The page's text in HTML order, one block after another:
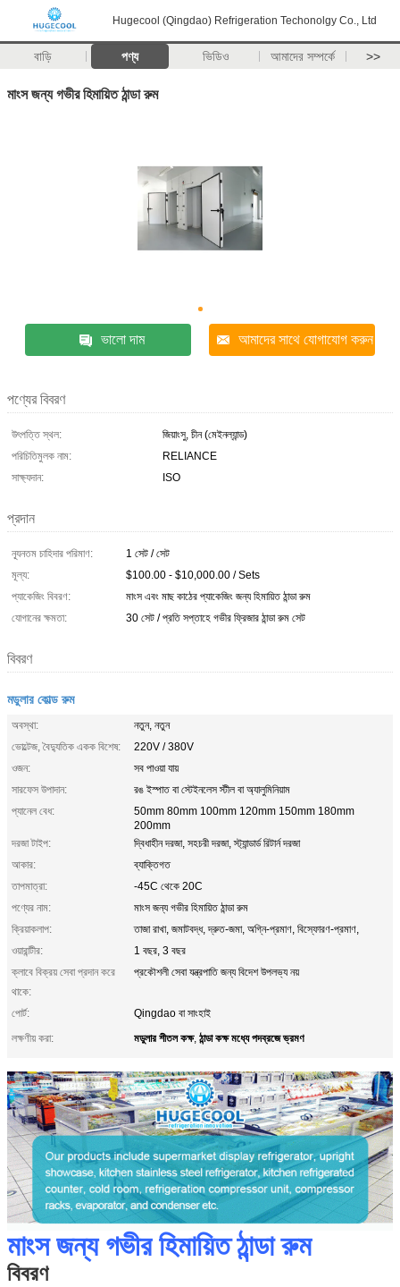
Hugecool (Qingdao) Refrigeration Techonolgy Co., Ltd
বাড়ি পণ্য ভিডিও আমাদের সম্পর্কে >>
মাংস জন্য গভীর হিমায়িত ঠান্ডা রুম
ভালো দাম আমাদের সাথে যোগাযোগ করুন
পণ্যের বিবরণ
উৎপত্তি স্থল:
জিয়াংসু, চীন (মেইনল্যান্ড)
পরিচিতিমুলক নাম:
RELIANCE
সাক্ষ্যদান:
ISO
প্রদান
ন্যূনতম চাহিদার পরিমাণ:
1 সেট / সেট
মূল্য:
$100.00 - $10,000.00 / Sets
প্যাকেজিং বিবরণ:
মাংস এবং মাছ কাঠের প্যাকেজিং জন্য হিমায়িত ঠান্ডা রুম
যোগানের ক্ষমতা:
30 সেট / প্রতি সপ্তাহে গভীর ফ্রিজার ঠান্ডা রুম সেট
বিবরণ
মডুলার কোল্ড রুম
অবস্থা:
নতুন, নতুন
ভোল্টেজ, বৈদ্যুতিক একক বিশেষ:
220V / 380V
ওজন:
সব পাওয়া যায়
সারফেস উপাদান:
রঙ ইস্পাত বা স্টেইনলেস স্টীল বা অ্যালুমিনিয়াম
প্যানেল বেধ:
50mm 80mm 100mm 120mm 150mm 180mm
200mm
দরজা টাইপ:
দ্বিধাহীন দরজা, সহচরী দরজা, স্ট্যান্ডার্ড রিটার্ন দরজা
আকার:
ব্যাক্তিগত
তাপমাত্রা:
-45C থেকে 20C
পণ্যের নাম:
মাংস জন্য গভীর হিমায়িত ঠান্ডা রুম
ক্রিয়াকলাপ:
তাজা রাখা, জমাটবদ্ধ, দ্রুত-জমা, অগ্নি-প্রমাণ, বিস্ফোরণ-প্রমাণ,
ওয়ারান্টীর:
1 বছর, 3 বছর
ক্লাবে বিক্রয় সেবা প্রদান করে
থাকে:
প্রকৌশলী সেবা যন্ত্রপাতি জন্য বিদেশ উপলভ্য নয়
পোর্ট:
Qingdao বা সাংহাই
লক্ষণীয় করা:
মডুলার শীতল কক্ষ, ঠান্ডা কক্ষ মধ্যে পদব্রজে ভ্রমণ
মাংস জন্য গভীর হিমায়িত ঠান্ডা রুম
বিবরণ